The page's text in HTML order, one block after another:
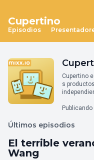
Cupertino
Episodios
Cupertino
s
Últimos episodios
El terrible
Wang